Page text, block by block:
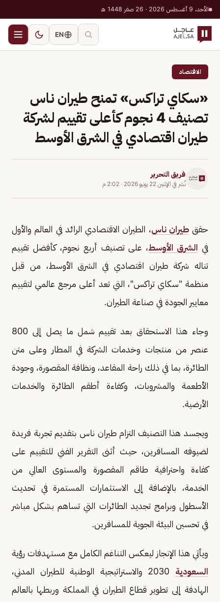
الأحد، 9 أغسطس 2026 · 26 صفر 1448 هـ
EN
الاقتصاد
«سكاي تراكس» تمنح طيران ناس
تصنيف 4 نجوم كأعلى تقييم لشركة
طيران اقتصادي في الشرق الأوسط
فريق التحرير
نُشر في الإثنين 22 يونيو 2026 · 2:02 م
حققطيران ناس، الطيران الاقتصادي الرائد في العالم والأول
في الشرق الأوسط، على تصنيف أربع نجوم، كأفضل تقييم
تناله شركة طيران اقتصادي في الشرق الأوسط، من قبل
منظمة "سكاي تراكس"، التي تعد أعلى مرجع عالمي لتقييم
معايير الجودة في صناعة الطيران.
وجاء هذا الاستحقاق بعد تقييم شمل ما يصل إلى 800
عنصر من منتجات وخدمات الشركة في المطار وعلى متن
الطائرة، بما في ذلك راحة المقاعد، ونظافة المقصورة، وجودة
الأطعمة والمشروبات، وكفاءة أطقم الطائرة والخدمات
الأرضية.
ويجسد هذا التصنيف التزام طيران ناس بتقديم تجربة فريدة
لضيوفه المسافرين، حيث أثنى التقرير الفني للتقييم على
كفاءة واحترافية طاقم المقصورة والمستوى العالي من
الخدمة، بالإضافة إلى الاستثمارات المستمرة في تحديث
الأسطول وبرامج تجديد الطائرات التي تساهم بشكل مباشر
في تحسين البيئة الجوية للمسافرين.
ويأتي هذا الإنجاز ليعكس التناغم الكامل مع مستهدفات رؤية
السعودية
2030 والاستراتيجية الوطنية للطيران المدني،
الهادفة إلى تطوير قطاع الطيران في المملكة وربطها بالعالم